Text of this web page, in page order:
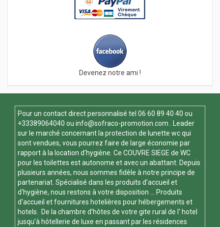
Devenez notre ami !
Pour un contact direct personnalisé tel 06 60 89 40 40 ou
+33389064040 ou info@sofraco-promotion.com . Leader
sur le marché concernant la protection de lunette wc qui
sont vendues, vous pourrez faire de large économie par
rapport à la location d'hygiène. Ce COUVRE SIEGE de WC
pour les toilettes est autonome et avec un abattant. Depuis
plusieurs années, nous sommes fidèle à notre principe de
partenariat. Spécialisé dans les produits d'accueil et
d'hygiène, nous restons à votre disposition ... Produits
d'accueil et fournitures hotelières pour hébergements et
hotels. De la chambre d’hôtes de votre gite rural de l' hotel
jusqu’à hôtellerie de luxe en passant par les résidences